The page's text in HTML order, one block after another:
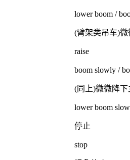
lower boom /
(臂架类吊车)
raise
boom slowly /
(同上)微微降下
lower boom
停止
stop